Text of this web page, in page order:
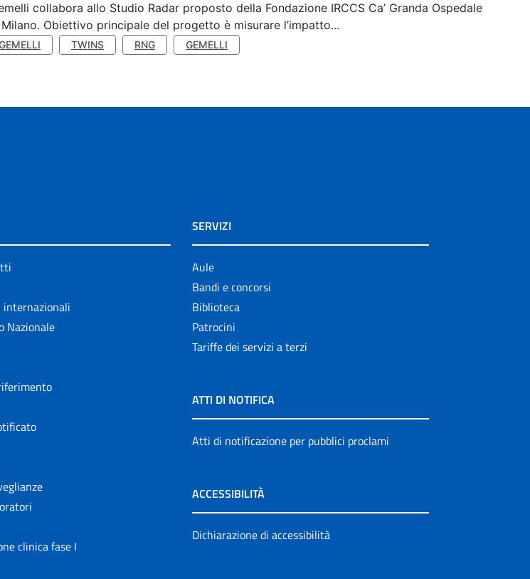
collabora allo Studio Radar proposto della Fondazione IRCCS Ca’ Granda Ospedale
Obiettivo principale del progetto è misurare l’impatto...
TWINS RNG GEMELLI
internazionali
Nazionale
clinica fase I
SERVIZI
Aule
Bandi e concorsi
Biblioteca
Patrocini
Tariffe dei servizi a terzi
ATTI DI NOTIFICA
Atti di notificazione per pubblici proclami
ACCESSIBILITÀ
Dichiarazione di accessibilità